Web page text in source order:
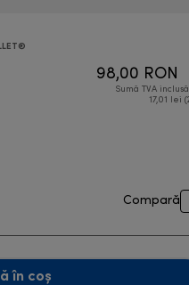
98,00 RON
Sumă TVA
17,01 lei
Compară
în coș